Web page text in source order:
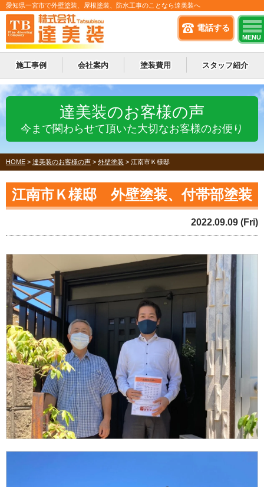
電話する
MENU
愛知県一宮市で外壁塗装、屋根塗装、防水工事のことなら達美装へ
施工事例 会社案内 塗装費用 スタッフ紹介
達美装のお客様の声
今まで関わらせて頂いた大切なお客様のお便り
HOME > 達美装のお客様の声 > 外壁塗装 > 江南市Ｋ様邸
江南市Ｋ様邸 外壁塗装、付帯部塗装
2022.09.09 (Fri)